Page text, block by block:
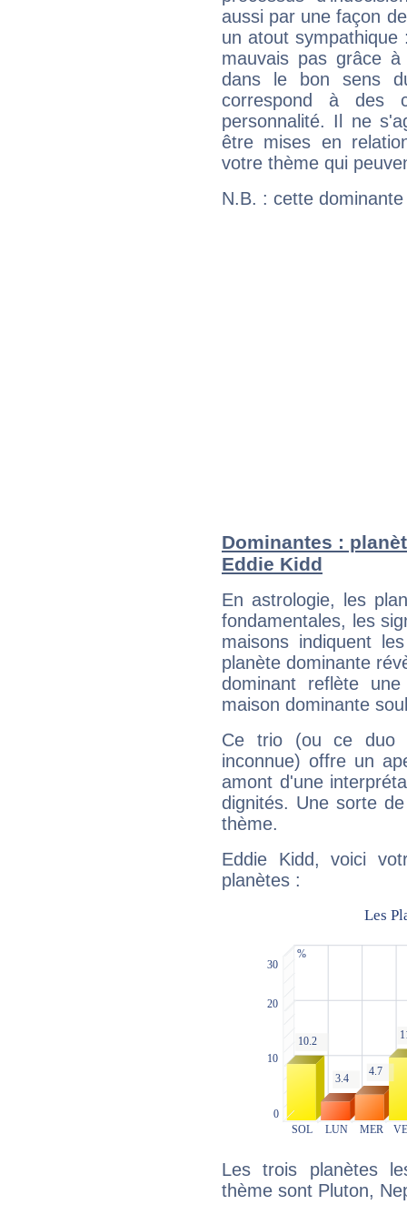
aussi par une façon
un atout
mauvais pas grâce
dans le bon sens
correspond à des
personnalité. Il ne
être mises en
votre thème qui
N.B. : cette
Dominantes :
Eddie Kidd
En astrologie, les
fondamentales, les
maisons indiquent
planète dominante
dominant reflète
maison dominante
Ce trio (ou ce duo
inconnue) offre un
amont d'une
dignités. Une sorte
thème.
Eddie Kidd, voici
planètes :
Les trois planètes
thème sont Pluton,